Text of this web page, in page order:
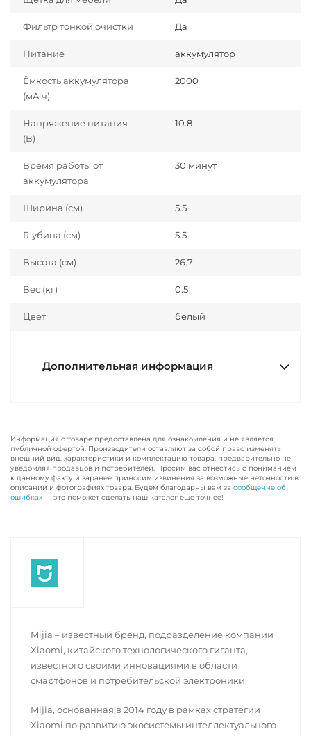
Фильтр тонкой очистки Да
Питание аккумулятор
Ёмкость аккумулятора
(мА·ч)
2000
Напряжение питания
(В)
10.8
Время работы от
аккумулятора
30 минут
Ширина (см) 5.5
Глубина (см) 5.5
Высота (см) 26.7
Вес (кг) 0.5
Цвет белый
Дополнительная информация
Информация о товаре предоставлена для ознакомления и не является
публичной офертой. Производители оставляют за собой право изменять
внешний вид, характеристики и комплектацию товара, предварительно не
уведомляя продавцов и потребителей. Просим вас отнестись с пониманием
к данному факту и заранее приносим извинения за возможные неточности в
описании и фотографиях товара. Будем благодарны вам за сообщение об
ошибках — это поможет сделать наш каталог еще точнее!
Mijia – известный бренд, подразделение компании
Xiaomi, китайского технологического гиганта,
известного своими инновациями в области
смартфонов и потребительской электроники.
Mijia, основанная в 2014 году в рамках стратегии
Xiaomi по развитию экосистемы интеллектуального